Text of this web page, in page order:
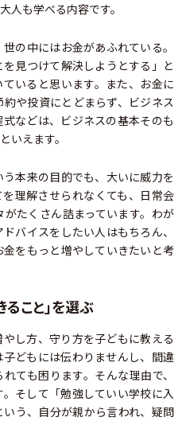
人も学べる内容です。
の中にはお金があふれている。
見つけて解決しようとする」と
いると思います。また、お金に
や投資にとどまらず、ビジネス
などは、ビジネスの基本そのも
いえます。
本来の目的でも、大いに威力を
理解させられなくても、日常会
たくさん詰まっています。わが
バイスをしたい人はもちろん、
をもっと増やしていきたいと考
ること」を選ぶ
し方、守り方を子どもに教える
どもには伝わりませんし、間違
ても困ります。そんな理由で、
そして「勉強していい学校に入
う、自分が親から言われ、疑問